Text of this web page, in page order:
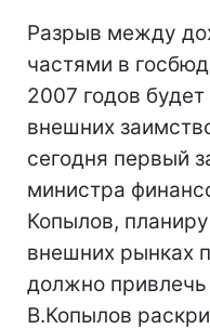
Разрыв между
частями в
2007 годов
внешних
сегодня первый
министра
Копылов,
внешних рынках
должно
В.Копылов